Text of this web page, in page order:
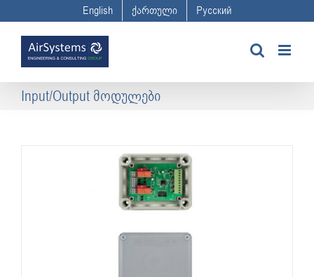
to
content
English ქართული Русский
Input/Output მოდულები